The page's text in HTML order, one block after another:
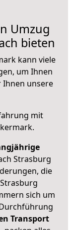
Umzug
bieten
kann viele
um Ihnen
Ihnen unsere
mit
.
Strasburg
die
sich um
Transport